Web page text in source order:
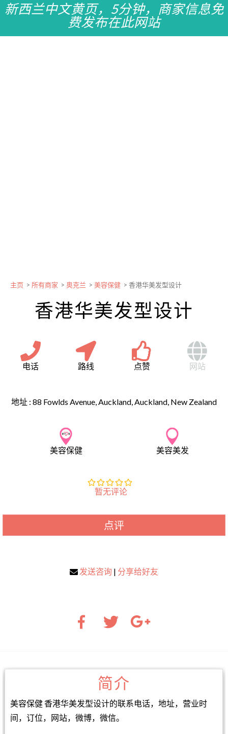
新西兰中文黄页，5分钟，商家信息免
费发布在此网站
主页 > 所有商家 > 奥克兰 > 美容保健 > 香港华美发型设计
香港华美发型设计
电话 路线 点赞 网站
地址 : 88 Fowlds Avenue, Auckland, Auckland, New Zealand
美容保健 美容美发
暂无评论
点评
发送咨询 | 分享给好友
简介
美容保健 香港华美发型设计的联系电话，地址，营业时
间，订位，网站，微博，微信。